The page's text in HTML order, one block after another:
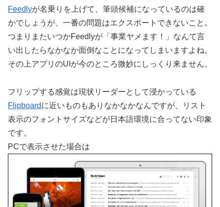
Feedlyが名乗りを上げて、筆頭候補になっているのは確
かでしょうが、一番の問題はエクスポートできないこと。
つまりまたいつかFeedlyが「事業ヤメます！」なんて言
い出したらなかなか面倒なことになってしまいますよね。
その上アプリのUIが今のところ微妙にしっくり来ません。
フリップする感覚は現状リーダーとして浸かっている
Flipboardに近いものもありなかなかなんですが、リスト
表示のフォントサイズなどが日本語環境に合ってない印象
です。
PCで表示させた場合は